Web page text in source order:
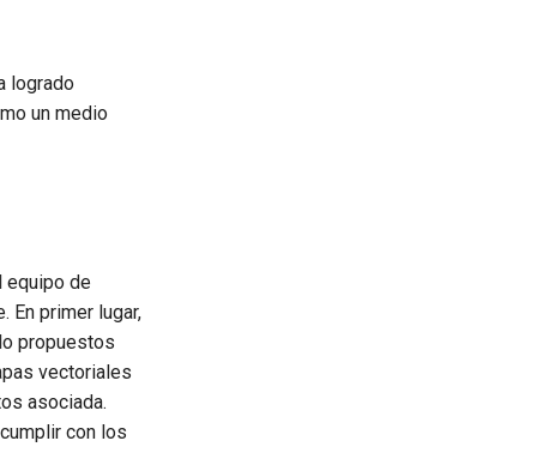
logrado
un medio
equipo de
En primer lugar,
propuestos
vectoriales
asociada.
con los